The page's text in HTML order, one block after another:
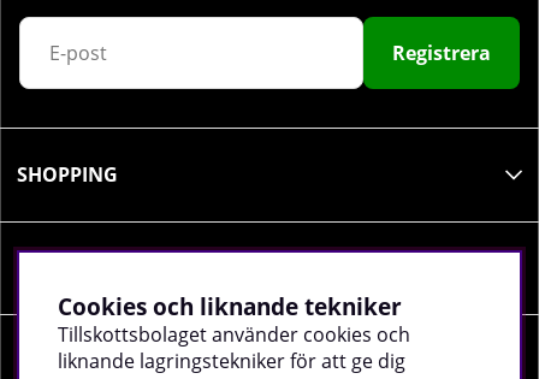
Registrera
SHOPPING
SOCIALA MEDIER
Cookies och liknande tekniker
Tillskottsbolaget använder cookies och
liknande lagringstekniker för att ge dig